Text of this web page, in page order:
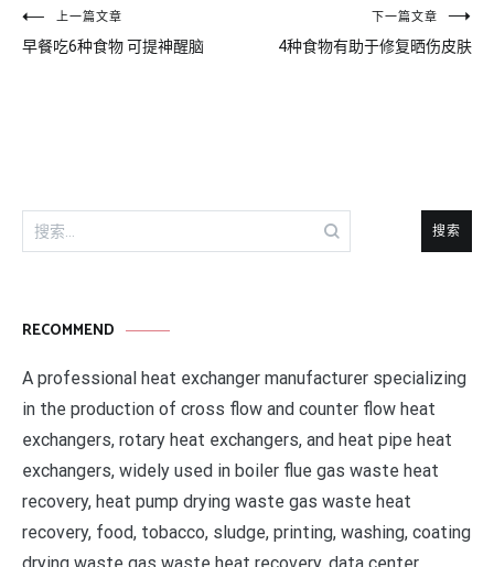
文
章
上一篇文章
早餐吃6种食物 可提神醒脑
下一篇文章
4种食物有助于修复晒伤皮肤
搜
索：
RECOMMEND
A professional heat exchanger manufacturer specializing
in the production of cross flow and counter flow heat
exchangers, rotary heat exchangers, and heat pipe heat
exchangers, widely used in boiler flue gas waste heat
recovery, heat pump drying waste gas waste heat
recovery, food, tobacco, sludge, printing, washing, coating